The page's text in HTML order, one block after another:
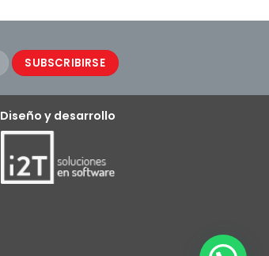
Diseño y desarrollo